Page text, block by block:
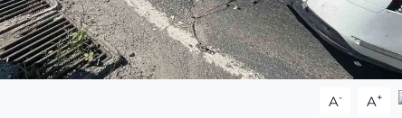
A- A+